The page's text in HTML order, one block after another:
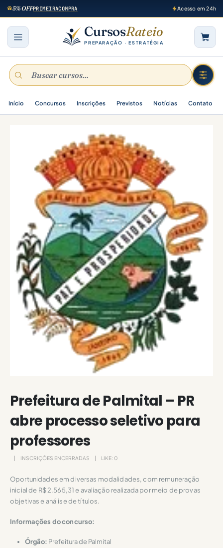
5% OFFPRIMEIRACOMPRA Acesso em 24h
CursosRateio
PREPARAÇÃO · ESTRATÉGIA
Início Concursos Inscrições Previstos Notícias Contato
Prefeitura de Palmital – PR
abre processo seletivo para
professores
INSCRIÇÕES ENCERRADAS LIKE: 0
Oportunidades em diversas modalidades, com remuneração
inicial de R$ 2.565,31 e avaliação realizada por meio de provas
objetivas e análise de títulos.
Informações do concurso:
Órgão: Prefeitura de Palmital